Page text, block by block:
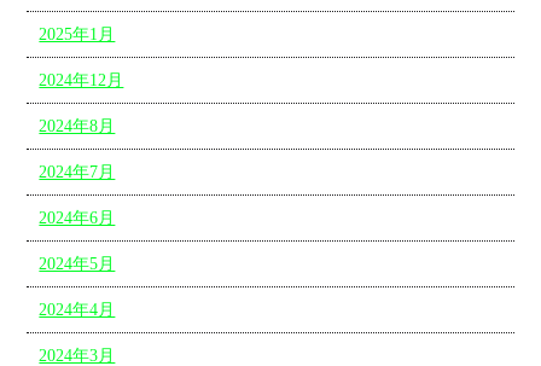
2025年1月
2024年12月
2024年8月
2024年7月
2024年6月
2024年5月
2024年4月
2024年3月